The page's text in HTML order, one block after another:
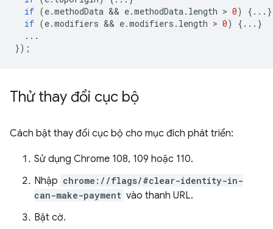
if (e.methodData && e.methodData. length > 0)
{...}
if (e.modifiers && e.modifiers . length > 0)
{...}
...
});
Thử thay đổi cục bộ
Cách bật thay đổi cục bộ cho mục đích phát triển:
Sử dụng Chrome 108, 109 hoặc 110.
Nhập chrome://flags/#clear-identity-in-
can-make-payment vào thanh URL.
Bật cờ.